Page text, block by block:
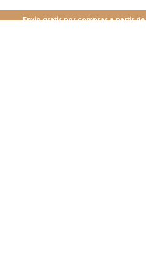
Envio gratis por compras a partir de